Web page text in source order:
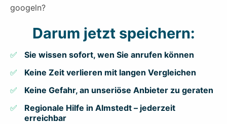
googeln?
Darum jetzt speichern:
Sie wissen sofort, wen Sie anrufen können
Keine Zeit verlieren mit langen Vergleichen
Keine Gefahr, an unseriöse Anbieter zu geraten
Regionale Hilfe in Almstedt – jederzeit
erreichbar